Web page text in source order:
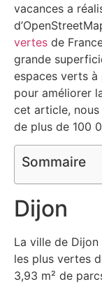
vacances a
vertes de
grande
espaces verts
pour améliorer
cet article, nous
de plus de 100
Sommaire
Dijon
La ville de
les plus vertes
3,93 m² de